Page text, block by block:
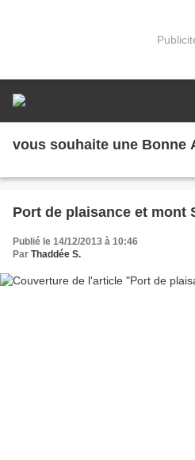
vous souhaite une Bonne
Port de plaisance et mont
Publié le 14/12/2013 à 10:46
Par Thaddée S.